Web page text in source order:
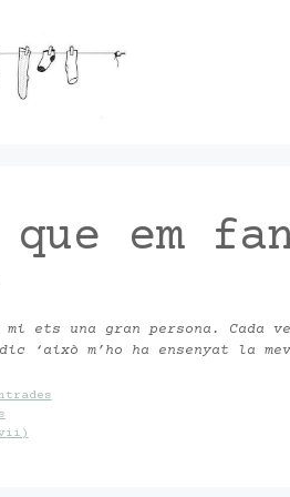
que em
ets una gran persona. Cada
m’ho ha ensenyat la